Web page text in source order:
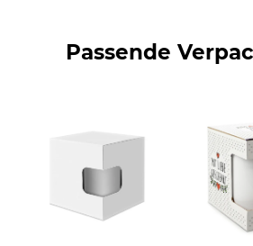
Passende